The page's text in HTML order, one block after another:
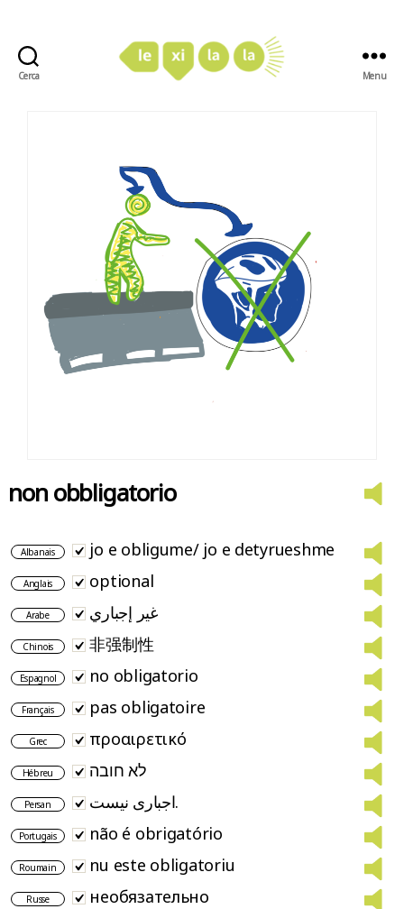
Cerca Menu
non obbligatorio
Albanais jo e obligume/ jo e detyrueshme
Anglais optional
Arabe غير إجباري
Chinois 非强制性
Espagnol no obligatorio
Français pas obligatoire
Grec προαιρετικό
Hébreu לא חובה
Persan اجباری نیست.
Portugais não é obrigatório
Roumain nu este obligatoriu
Russe необязательно